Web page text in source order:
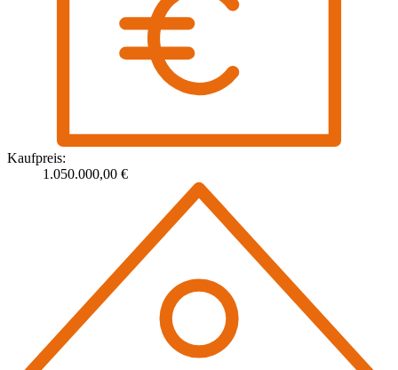
Kaufpreis:
1.050.000,00 €